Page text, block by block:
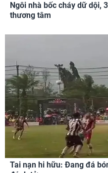
Ngôi nhà bốc cháy dữ dội,
thương tâm
Tai nạn hi hữu: Đang đá